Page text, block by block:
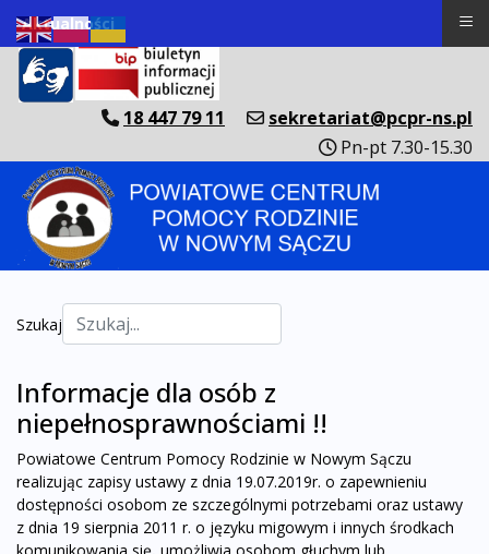
18 447 79 11
sekretariat@pcpr-ns.pl
Pn-pt 7.30-15.30
Szukaj
Informacje dla osób z
niepełnosprawnościami !!
Powiatowe Centrum Pomocy Rodzinie w Nowym Sączu
realizując zapisy ustawy z dnia 19.07.2019r. o zapewnieniu
dostępności osobom ze szczególnymi potrzebami oraz ustawy
z dnia 19 sierpnia 2011 r. o języku migowym i innych środkach
Aktualności ≡